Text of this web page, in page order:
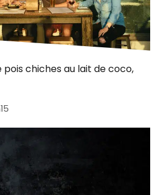
chiches au lait de coco,